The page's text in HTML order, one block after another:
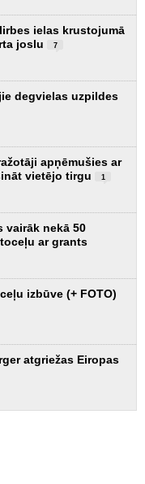
ielas krustojumā
joslu
7
degvielas uzpildes
apņēmušies ar
vietējo tirgu
1
vairāk nekā 50
ar grants
izbūve (+ FOTO)
atgriežas Eiropas